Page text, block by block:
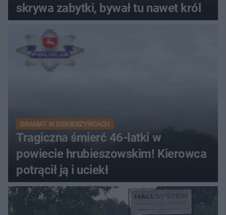
skrywa zabytki, bywał tu nawet król
DRAMAT W SIEKIERZYŃCACH
Tragiczna śmierć 46-latki w
powiecie hrubieszowskim! Kierowca
potrącił ją i uciekł